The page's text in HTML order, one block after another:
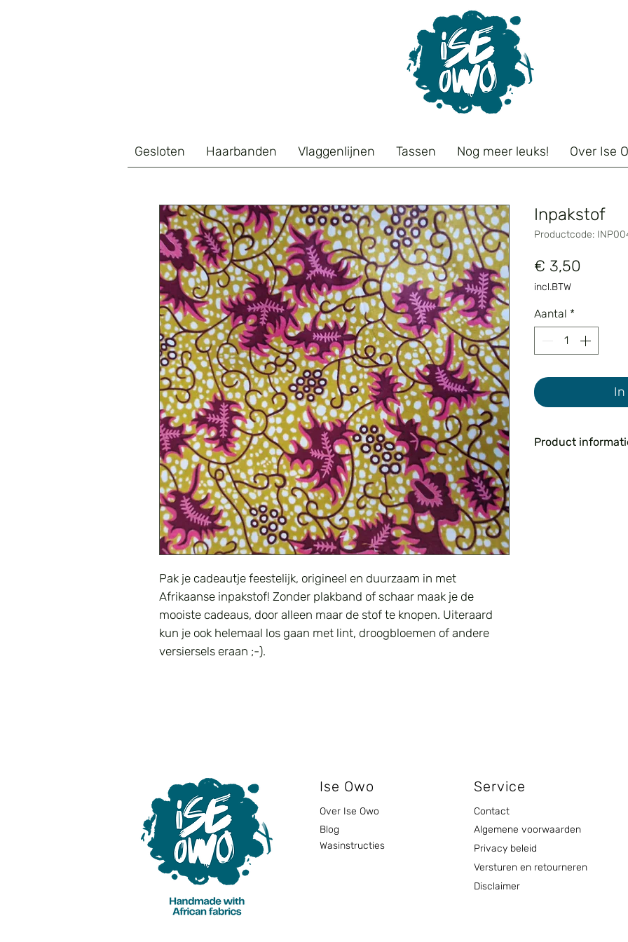
Gesloten Haarbanden Vlaggenlijnen Tassen Nog meer leuks! Over Ise
Pak je cadeautje feestelijk, origineel en duurzaam in met
Afrikaanse inpakstof! Zonder plakband of schaar maak je de
mooiste cadeaus, door alleen maar de stof te knopen. Uiteraard
kun je ook helemaal los gaan met lint, droogbloemen of andere
versiersels eraan ;-).
Inpakstof
Productcode:
€ 3,50
incl.BTW
Aantal *
Product
Ise Owo
Over Ise Owo
Blog
Service
Contact
Algemene voorwaarden
Privacy beleid
Versturen en retourneren
Disclaimer
Wasinstructies